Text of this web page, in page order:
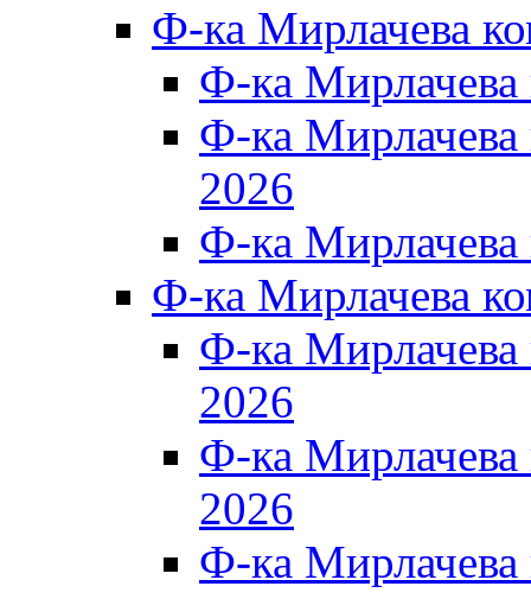
Ф-ка Мирлачева
Ф-ка
Ф-ка
2026
Ф-ка
Ф-ка Мирлачева
Ф-ка
2026
Ф-ка
2026
Ф-ка